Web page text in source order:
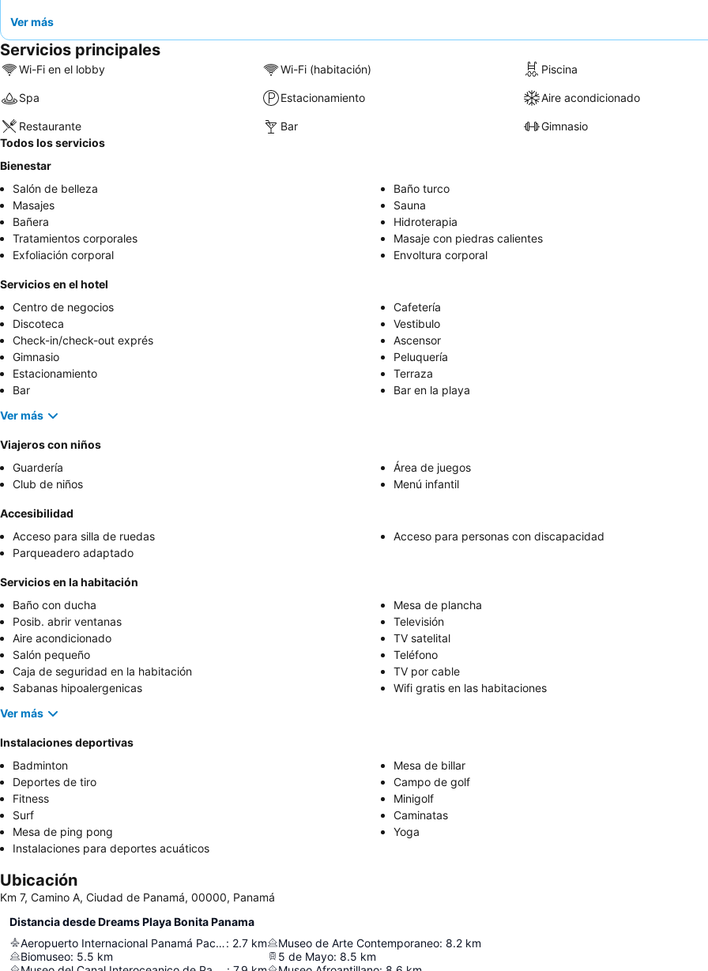
Ver más
Servicios principales
Wi-Fi en el lobby Wi-Fi (habitación) Piscina
Spa Estacionamiento Aire acondicionado
Restaurante Bar
Gimnasio
Todos los servicios
Bienestar
Salón de belleza
Baño turco
Masajes
Sauna
Bañera
Hidroterapia
Tratamientos corporales
Masaje con piedras calientes
Exfoliación corporal
Envoltura corporal
Servicios en el hotel
Centro de negocios
Cafetería
Discoteca
Vestibulo
Check-in/check-out exprés
Ascensor
Gimnasio
Peluquería
Estacionamiento
Terraza
Bar
Bar en la playa
Ver más
Viajeros con niños
Guardería
Área de juegos
Club de niños
Menú infantil
Accesibilidad
Acceso para silla de ruedas
Acceso para personas con discapacidad
Parqueadero adaptado
Servicios en la habitación
Baño con ducha
Mesa de plancha
Posib. abrir ventanas
Televisión
Aire acondicionado
TV satelital
Salón pequeño
Teléfono
Caja de seguridad en la habitación
TV por cable
Sabanas hipoalergenicas
Wifi gratis en las habitaciones
Ver más
Instalaciones deportivas
Badminton
Mesa de billar
Deportes de tiro
Campo de golf
Fitness
Minigolf
Surf
Caminatas
Mesa de ping pong
Yoga
Instalaciones para deportes acuáticos
Ubicación
Km 7, Camino A, Ciudad de Panamá, 00000, Panamá
Distancia desde Dreams Playa Bonita Panama
Aeropuerto Internacional Panamá Pacífico: 2.7 km
Biomuseo: 5.5 km
Museo de Arte Contemporaneo: 8.2 km
5 de Mayo: 8.5 km